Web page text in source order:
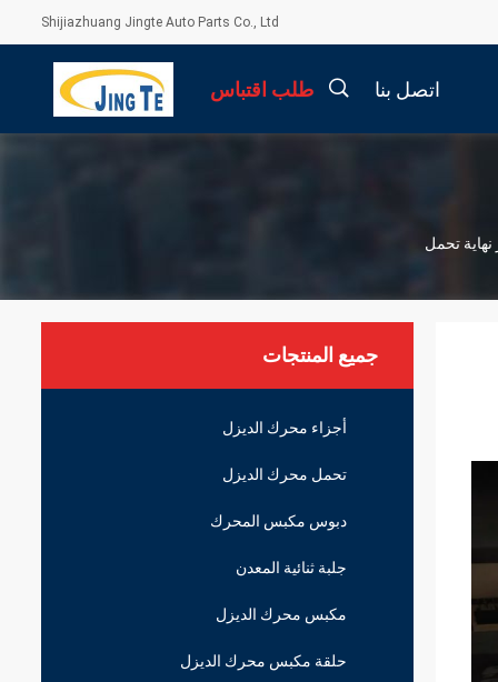
Shijiazhuang Jingte Auto Parts Co., Ltd
اتصل بنا طلب اقتباس
جميع المنتجات
أجزاء محرك الديزل
تحمل محرك الديزل
دبوس مكبس المحرك
جلبة ثنائية المعدن
مكبس محرك الديزل
حلقة مكبس محرك الديزل